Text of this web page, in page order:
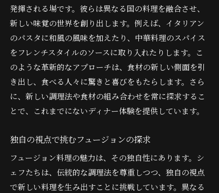
発揮される場です。彼らは異なる国の料理を融合させ、
新しい味覚の世界を創り出します。例えば、イタリアン
のパスタに和風の風味を加えたり、中華料理のスパイス
をフレンチスタイルのソースに取り入れたりします。こ
のような革新的なアプローチは、食材の新しい側面を引
き出し、食べる人々に驚きと喜びをもたらします。さら
に、新しい調理法や食材の組み合わせを常に探求するこ
とで、これまでにないディナー体験を提供しています。
独自の視点で挑むフュージョンの探求
フュージョン料理の魅力は、その独自性にあります。シ
ェフたちは、伝統的な調理法を尊重しつつ、独自の視点
で新しい料理を生み出すことに挑戦しています。異なる